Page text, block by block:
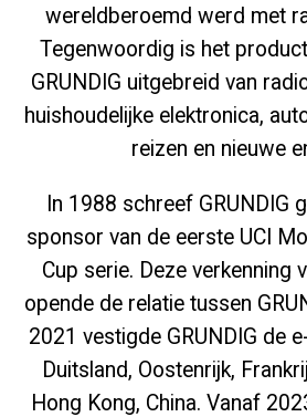
wereldberoemd werd met
Tegenwoordig is het
GRUNDIG uitgebreid van
huishoudelijke elektronica,
reizen en nieuwe
In 1988 schreef GRUNDIG
sponsor van de eerste UCI
Cup serie. Deze verkenning
opende de relatie tussen
2021 vestigde GRUNDIG de
Duitsland, Oostenrijk,
Hong Kong, China. Vanaf